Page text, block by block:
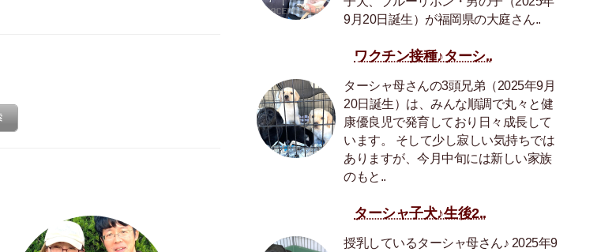
9月20日誕生）が福岡県の大庭さん..
ワクチン接種♪ターシ..
ターシャ母さんの3頭兄弟（2025年9月
20日誕生）は、みんな順調で丸々と健
康優良児で発育しており日々成長して
います。 そして少し寂しい気持ちでは
ありますが、今月中旬には新しい家族
のもと..
ターシャ子犬♪生後2..
授乳しているターシャ母さん♪ 2025年9